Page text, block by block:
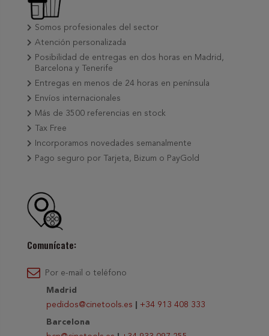
Somos profesionales del sector
Atención personalizada
Posibilidad de entregas en dos horas en Madrid,
Barcelona y Tenerife
Entregas en menos de 24 horas en península
Envíos internacionales
Más de 3500 referencias en stock
Tax Free
Incorporamos novedades semanalmente
Pago seguro por Tarjeta, Bizum o PayGold
Comunícate:
Por e-mail o teléfono
Madrid
pedidos@cinetools.es
+34 913 408 333
Barcelona